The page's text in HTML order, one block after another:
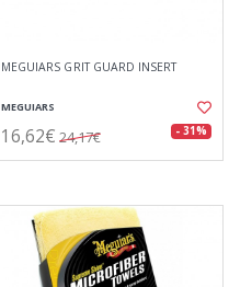
MEGUIARS GRIT GUARD INSERT
MEGUIARS
16,62€ 24,17€ - 31%